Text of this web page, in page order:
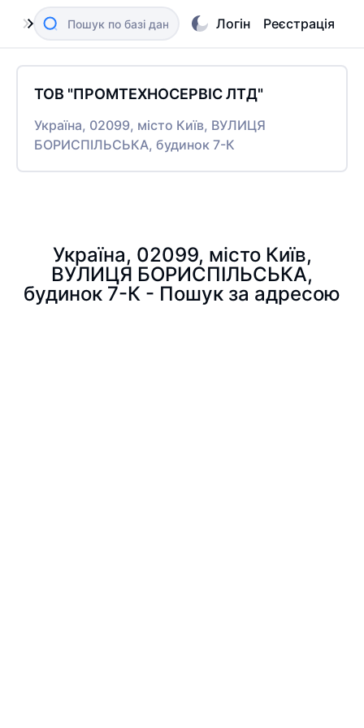
Логін Реєстрація
ТОВ "ПРОМТЕХНОСЕРВІС ЛТД"
Україна, 02099, місто Київ, ВУЛИЦЯ
БОРИСПІЛЬСЬКА, будинок 7-К
Україна, 02099, місто Київ,
ВУЛИЦЯ БОРИСПІЛЬСЬКА,
будинок 7-К - Пошук за адресою